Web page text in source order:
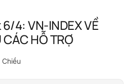
4: VN-INDEX VỀ
HỖ TRỢ